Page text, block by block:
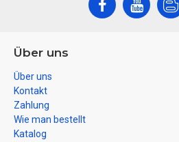
Über uns
Über uns
Kontakt
Zahlung
Wie man bestellt
Katalog